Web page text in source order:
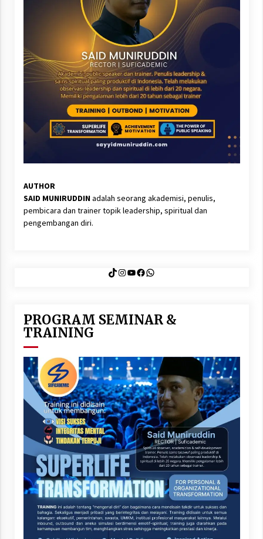
AUTHOR
SAID MUNIRUDDINadalah seorang akademisi, penulis,
pembicara dan trainer topik leadership, spiritual dan
pengembangan diri.
TikTok
Instagram
YouTube
Facebook
WhatsApp
PROGRAM SEMINAR &
TRAINING